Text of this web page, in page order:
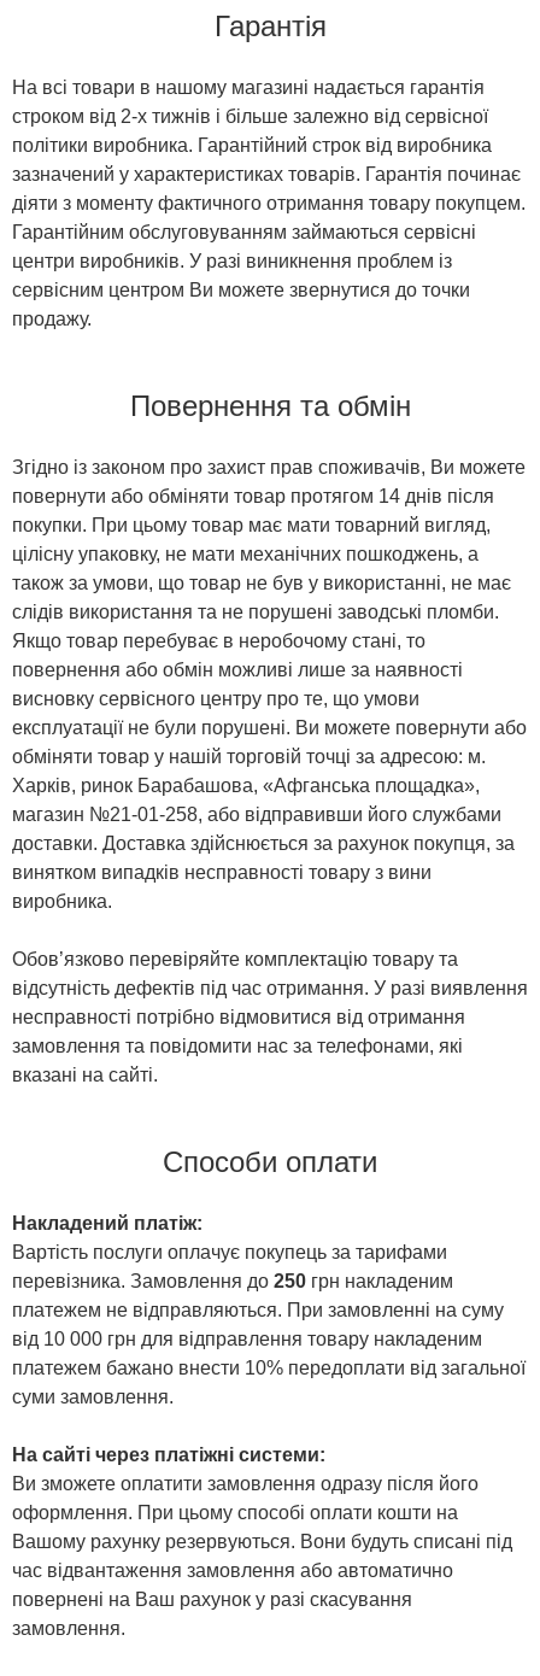
Гарантія
На всі товари в нашому магазині надається гарантія
строком від 2-х тижнів і більше залежно від сервісної
політики виробника. Гарантійний строк від виробника
зазначений у характеристиках товарів. Гарантія починає
діяти з моменту фактичного отримання товару покупцем.
Гарантійним обслуговуванням займаються сервісні
центри виробників. У разі виникнення проблем із
сервісним центром Ви можете звернутися до точки
продажу.
Повернення та обмін
Згідно із законом про захист прав споживачів, Ви можете
повернути або обміняти товар протягом 14 днів після
покупки. При цьому товар має мати товарний вигляд,
цілісну упаковку, не мати механічних пошкоджень, а
також за умови, що товар не був у використанні, не має
слідів використання та не порушені заводські пломби.
Якщо товар перебуває в неробочому стані, то
повернення або обмін можливі лише за наявності
висновку сервісного центру про те, що умови
експлуатації не були порушені. Ви можете повернути або
обміняти товар у нашій торговій точці за адресою: м.
Харків, ринок Барабашова, «Афганська площадка»,
магазин №21-01-258, або відправивши його службами
доставки. Доставка здійснюється за рахунок покупця, за
винятком випадків несправності товару з вини
виробника.
Обов’язково перевіряйте комплектацію товару та
відсутність дефектів під час отримання. У разі виявлення
несправності потрібно відмовитися від отримання
замовлення та повідомити нас за телефонами, які
вказані на сайті.
Способи оплати
Накладений платіж:
Вартість послуги оплачує покупець за тарифами
перевізника. Замовлення до 250 грн накладеним
платежем не відправляються. При замовленні на суму
від 10 000 грн для відправлення товару накладеним
платежем бажано внести 10% передоплати від загальної
суми замовлення.
На сайті через платіжні системи:
Ви зможете оплатити замовлення одразу після його
оформлення. При цьому способі оплати кошти на
Вашому рахунку резервуються. Вони будуть списані під
час відвантаження замовлення або автоматично
повернені на Ваш рахунок у разі скасування
замовлення.